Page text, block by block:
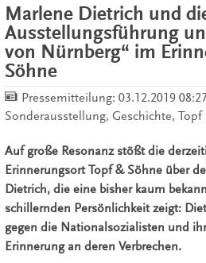
Marlene Dietrich und
Ausstellungsführung
von Nürnberg“ im
Söhne
Pressemitteilung: 03.12.2019
Sonderausstellung, Geschichte,
Auf große Resonanz stößt die
Erinnerungsort Topf & Söhne über
Dietrich, die eine bisher kaum
schillernden Persönlichkeit zeigt:
gegen die Nationalsozialisten und
Erinnerung an deren Verbrechen.